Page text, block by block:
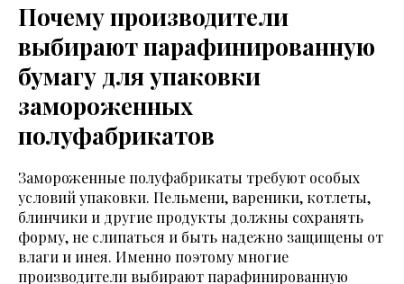
Почему производители
выбирают парафинированную
бумагу для упаковки
замороженных
полуфабрикатов
Замороженные полуфабрикаты требуют особых
условий упаковки. Пельмени, вареники, котлеты,
блинчики и другие продукты должны сохранять
форму, не слипаться и быть надежно защищены от
влаги и инея. Именно поэтому многие
производители выбирают парафинированную